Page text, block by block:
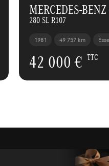
MERCEDES-
280 SL R107
1981 49 757 km
42 000 € TTC